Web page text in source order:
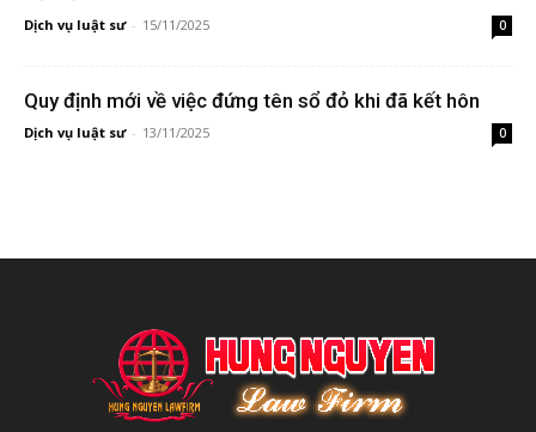
Dịch vụ luật sư - 15/11/2025 0
Quy định mới về việc đứng tên sổ đỏ khi đã kết hôn
Dịch vụ luật sư - 13/11/2025 0